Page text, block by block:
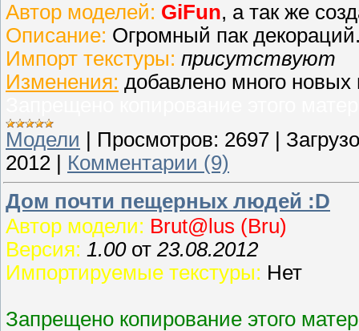
Автор моделей: GiFun, а так же
Описание: Огромный пак
Импорт текстуры: присутствуют
Изменения: добавлено много
Модели
Просмотров: 2697
2012
Комментарии (9)
Дом почти пещерных людей :D
Автор модели: Brut@lus (Bru)
Версия: 1.00 от 23.08.2012
Импортируемые текстуры: Нет
Запрещено копирование этого